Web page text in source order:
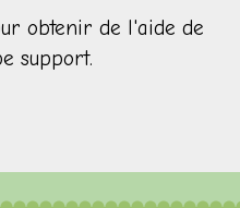
obtenir de l'aide de
support.